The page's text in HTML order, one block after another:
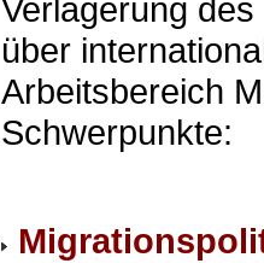
Verlagerung
über
Arbeitsbereich
Schwerpunkte: